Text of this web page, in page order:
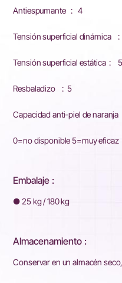
Antiespumante : 4
Tensión superficial dinámica
Tensión superficial estática : 5
Resbaladizo : 5
Capacidad anti-piel de
0=no disponible 5=muy eficaz
Embalaje :
● 25 kg / 180 kg
Almacenamiento :
Conservar en un almacén